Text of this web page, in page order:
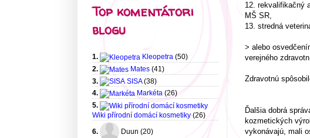
12. rekvalifikačný
MŠ SR,
13. stredná
> alebo
verejného
Zdravotnú
Ďalšia dobrá
kozmetických
vykonávajú, mali
Top komentátori
blogu
1. Kleopetra (50)
2.
Mates (41)
3.
SISA(38)
4.
Markéta (26)
5.
Wiki přírodní domácí kosmetiky (26)
6.
Duun (20)